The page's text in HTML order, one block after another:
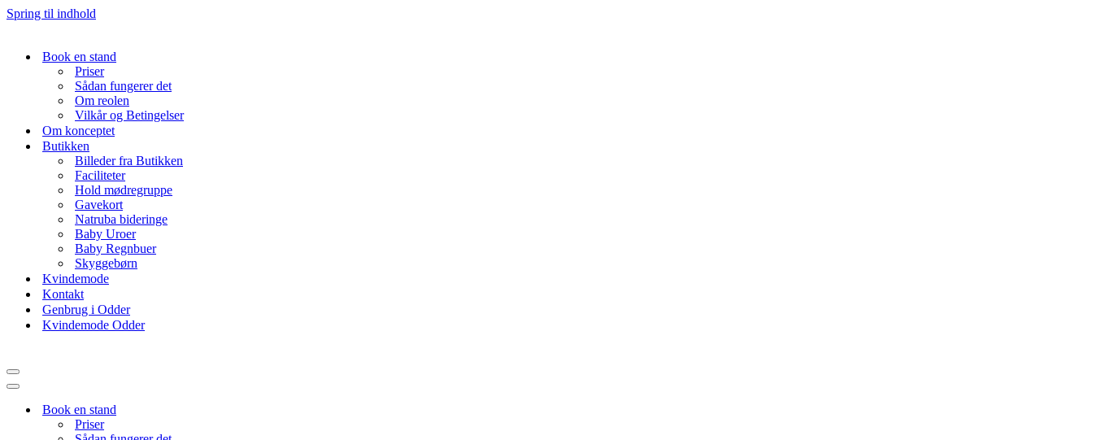
Spring til indhold
Book en stand
Priser
Sådan fungerer det
Om reolen
Vilkår og Betingelser
Om konceptet
Butikken
Billeder fra Butikken
Faciliteter
Hold mødregruppe
Gavekort
Natruba bideringe
Baby Uroer
Baby Regnbuer
Skyggebørn
Kvindemode
Kontakt
Genbrug i Odder
Kvindemode Odder
Navigation
menu
Navigation
Book en stand
Priser